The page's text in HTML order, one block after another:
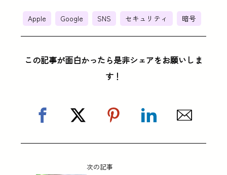
Apple Google SNS セキュリティ 暗号
この記事が面白かったら是非シェアをお願いしま
す！
次の記事